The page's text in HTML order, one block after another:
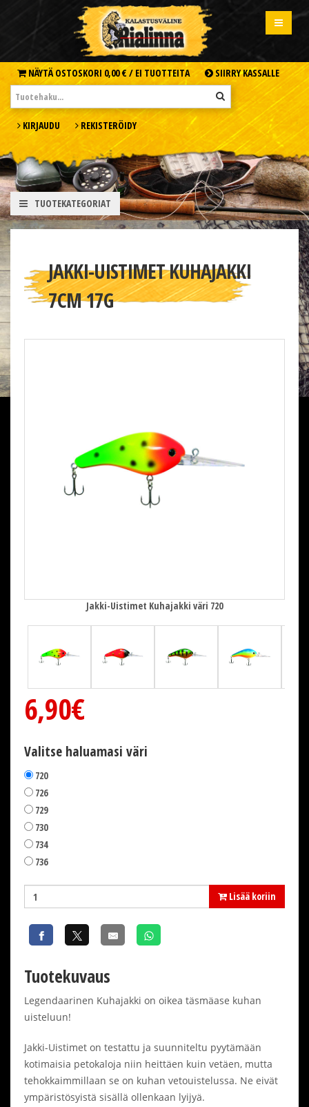
NÄYTÄ OSTOSKORI 0,00 € / EI TUOTTEITA SIIRRY KASSALLE
KIRJAUDU REKISTERÖIDY
TUOTEKATEGORIAT
JAKKI-UISTIMET KUHAJAKKI
7CM 17G
Jakki-Uistimet Kuhajakki väri 720
6,90€
Valitse haluamasi väri
720
726
729
730
734
736
Lisää koriin
Tuotekuvaus
Legendaarinen Kuhajakki on oikea täsmäase kuhan
uisteluun!
Jakki-Uistimet on testattu ja suunniteltu pyytämään
kotimaisia petokaloja niin heittäen kuin vetäen, mutta
tehokkaimmillaan se on kuhan vetouistelussa. Ne eivät
ympäristösyistä sisällä ollenkaan lyijyä.